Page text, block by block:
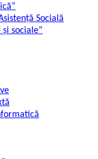
Socială
sociale”